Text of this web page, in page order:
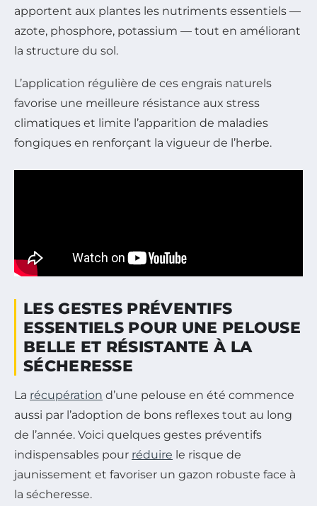
apportent aux plantes les nutriments essentiels —
azote, phosphore, potassium — tout en améliorant
la structure du sol.
L’application régulière de ces engrais naturels
favorise une meilleure résistance aux stress
climatiques et limite l’apparition de maladies
fongiques en renforçant la vigueur de l’herbe.
LES GESTES PRÉVENTIFS
ESSENTIELS POUR UNE PELOUSE
BELLE ET RÉSISTANTE À LA
SÉCHERESSE
La récupération d’une pelouse en été commence
aussi par l’adoption de bons reflexes tout au long
de l’année. Voici quelques gestes préventifs
indispensables pour réduire le risque de
jaunissement et favoriser un gazon robuste face à
la sécheresse.